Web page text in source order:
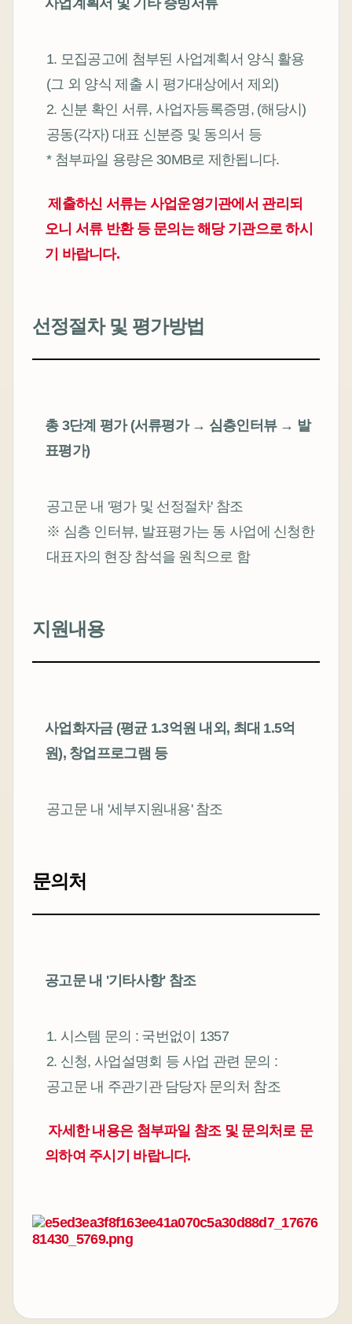
사업계획서 및 기타 증빙서류
1. 모집공고에 첨부된 사업계획서 양식 활용
(그 외 양식 제출 시 평가대상에서 제외)
2. 신분 확인 서류, 사업자등록증명, (해당시)
공동(각자) 대표 신분증 및 동의서 등
* 첨부파일 용량은 30MB로 제한됩니다.
제출하신 서류는 사업운영기관에서 관리되
오니 서류 반환 등 문의는 해당 기관으로 하시
기 바랍니다.
선정절차 및 평가방법
총 3단계 평가 (서류평가 → 심층인터뷰 → 발
표평가)
공고문 내 '평가 및 선정절차' 참조
※ 심층 인터뷰, 발표평가는 동 사업에 신청한
대표자의 현장 참석을 원칙으로 함
지원내용
사업화자금 (평균 1.3억원 내외, 최대 1.5억
원), 창업프로그램 등
공고문 내 '세부지원내용' 참조
문의처
공고문 내 '기타사항' 참조
1. 시스템 문의 : 국번없이 1357
2. 신청, 사업설명회 등 사업 관련 문의 :
공고문 내 주관기관 담당자 문의처 참조
자세한 내용은 첨부파일 참조 및 문의처로 문
의하여 주시기 바랍니다.